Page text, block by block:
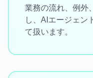
業務の流れ、例外
し、AIエージェン
て扱います。